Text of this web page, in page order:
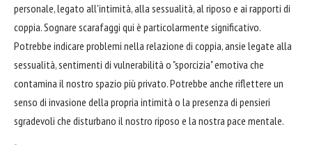
personale, legato all'intimità, alla sessualità, al riposo e ai rapporti di
coppia. Sognare scarafaggi qui è particolarmente significativo.
Potrebbe indicare problemi nella relazione di coppia, ansie legate alla
sessualità, sentimenti di vulnerabilità o "sporcizia" emotiva che
contamina il nostro spazio più privato. Potrebbe anche riflettere un
senso di invasione della propria intimità o la presenza di pensieri
sgradevoli che disturbano il nostro riposo e la nostra pace mentale.